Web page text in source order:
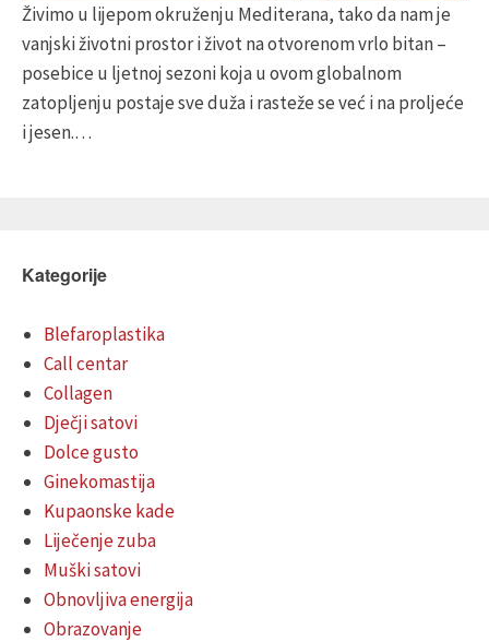
Živimo u lijepom okruženju Mediterana, tako da nam je
vanjski životni prostor i život na otvorenom vrlo bitan –
posebice u ljetnoj sezoni koja u ovom globalnom
zatopljenju postaje sve duža i rasteže se već i na proljeće
i jesen.…
Kategorije
Blefaroplastika
Call centar
Collagen
Dječji satovi
Dolce gusto
Ginekomastija
Kupaonske kade
Liječenje zuba
Muški satovi
Obnovljiva energija
Obrazovanje